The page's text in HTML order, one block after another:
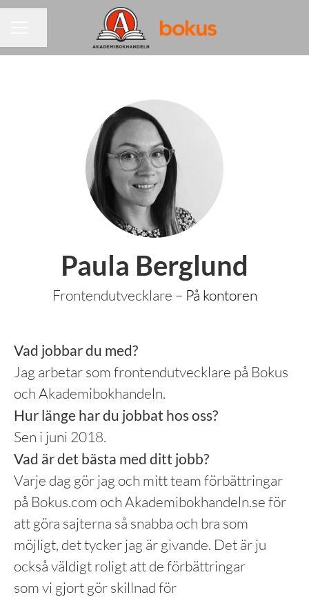
Paula Berglund
Frontendutvecklare – På kontoren
Vad jobbar du med?
Jag arbetar som frontendutvecklare på Bokus
och Akademibokhandeln.
Hur länge har du jobbat hos oss?
Sen i juni 2018.
Vad är det bästa med ditt jobb?
Varje dag gör jag och mitt team förbättringar
på Bokus.com och Akademibokhandeln.se för
att göra sajterna så snabba och bra som
möjligt, det tycker jag är givande. Det är ju
också väldigt roligt att de förbättringar
som vi gjort gör skillnad för